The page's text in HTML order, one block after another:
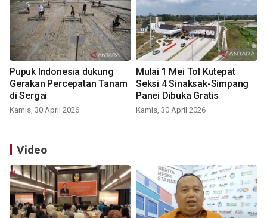
Pupuk Indonesia dukung
Gerakan Percepatan Tanam
di Sergai
Kamis, 30 April 2026
Mulai 1 Mei Tol Kutepat
Seksi 4 Sinaksak-Simpang
Panei Dibuka Gratis
Kamis, 30 April 2026
Video